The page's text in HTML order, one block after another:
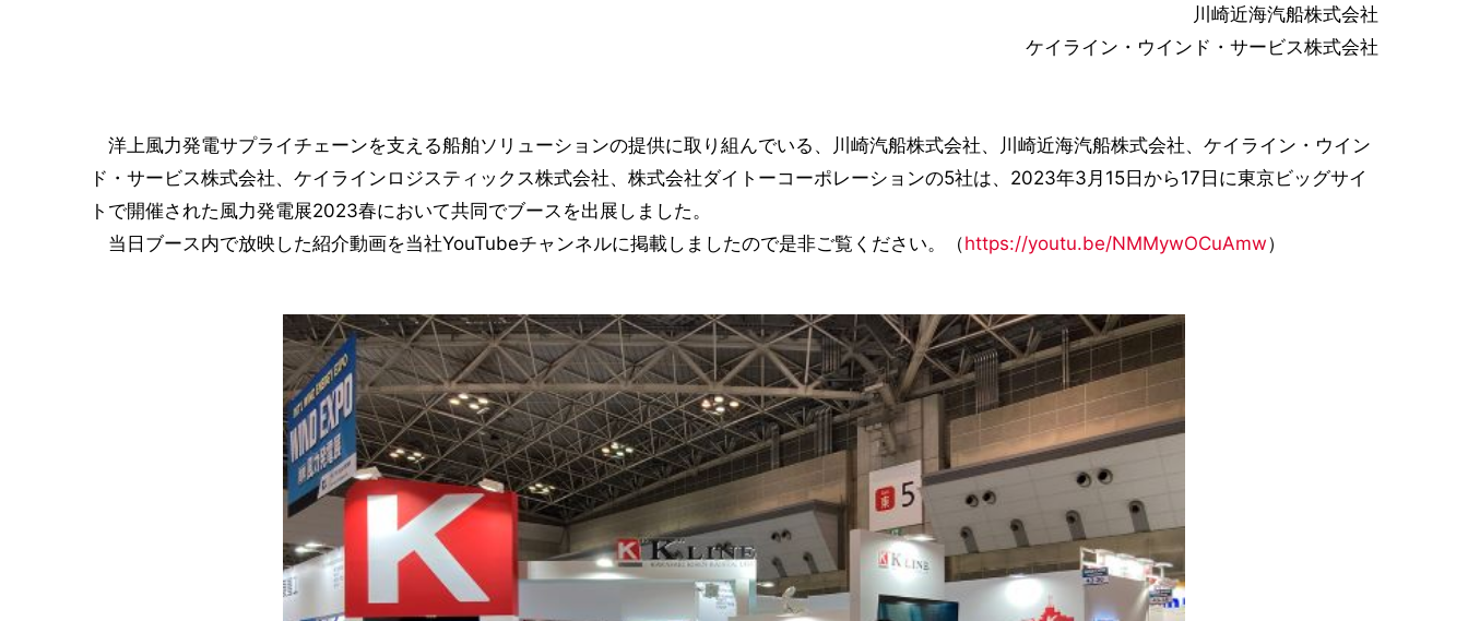
川崎近海汽船株式会社
ケイライン・ウインド・サービス株式会社
洋上風力発電サプライチェーンを支える船舶ソリューションの提供に取り組んでいる、川崎汽船株式会社、川崎近海汽船株式会社、ケイライン・ウイン
ド・サービス株式会社、ケイラインロジスティックス株式会社、株式会社ダイトーコーポレーションの5社は、2023年3月15日から17日に東京ビッグサイ
トで開催された風力発電展2023春において共同でブースを出展しました。
当日ブース内で放映した紹介動画を当社YouTubeチャンネルに掲載しましたので是非ご覧ください。（https://youtu.be/NMMywOCuAmw）